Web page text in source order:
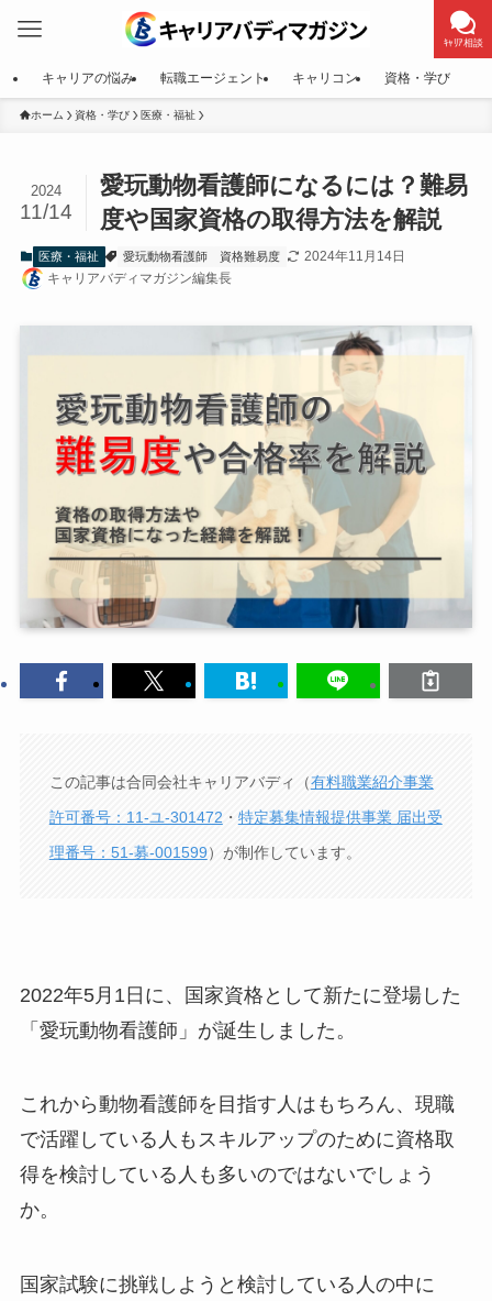
ｷｬﾘｱ相談
キャリアの悩み 転職エージェント キャリコン 資格・学び
ホーム 資格・学び 医療・福祉
愛玩動物看護師になるには？難易
度や国家資格の取得方法を解説
2024
11/14
医療・福祉 愛玩動物看護師 資格難易度
2024年11月14日
キャリアバディマガジン編集長
この記事は合同会社キャリアバディ（有料職業紹介事業
許可番号：11-ユ-301472 ・ 特定募集情報提供事業 届出受
理番号：51-募-001599）が制作しています。
2022年5月1日に、国家資格として新たに登場した
「愛玩動物看護師」が誕生しました。
これから動物看護師を目指す人はもちろん、現職
で活躍している人もスキルアップのために資格取
得を検討している人も多いのではないでしょう
か。
国家試験に挑戦しようと検討している人の中に